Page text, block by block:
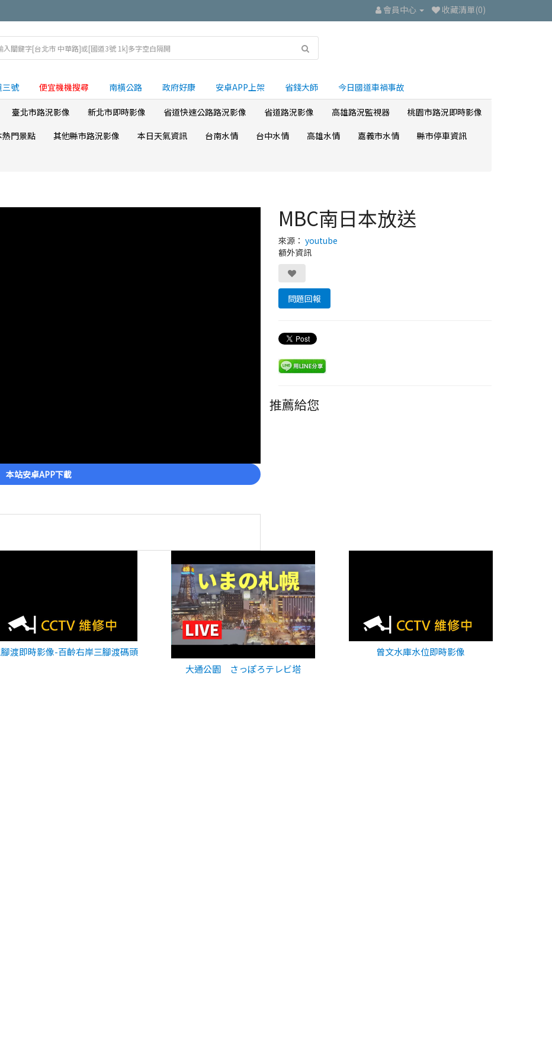
會員中心 收藏清單(0)
三號 便宜機機搜尋 南横公路 政府好康 安卓APP上架 省錢大師 今日國道車禍事故
臺北市路況影像 新北市即時影像 省道快速公路路況影像 省道路況影像 高雄路況監視器
桃園市路況即時影像
熱門景點 其他縣市路況影像 本日天氣資訊 台南水情 台中水情 高雄水情 嘉義市水情
縣市停車資訊
本站安卓APP下載
MBC南日本放送
來源： youtube
額外資訊
問題回報
推薦給您
渡即時影像-百齡右岸三腳渡碼頭
大通公園 さっぽろテレビ塔
曾文水庫水位即時影像